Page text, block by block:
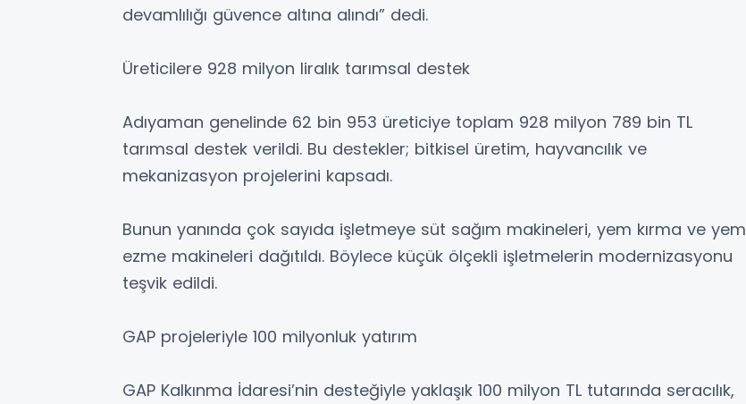
devamlılığı güvence altına alındı” dedi.
Üreticilere 928 milyon liralık tarımsal destek
Adıyaman genelinde 62 bin 953 üreticiye toplam 928 milyon 789 bin TL
tarımsal destek verildi. Bu destekler; bitkisel üretim, hayvancılık ve
mekanizasyon projelerini kapsadı.
Bunun yanında çok sayıda işletmeye süt sağım makineleri, yem kırma ve yem
ezme makineleri dağıtıldı. Böylece küçük ölçekli işletmelerin modernizasyonu
teşvik edildi.
GAP projeleriyle 100 milyonluk yatırım
GAP Kalkınma İdaresi’nin desteğiyle yaklaşık 100 milyon TL tutarında seracılık,